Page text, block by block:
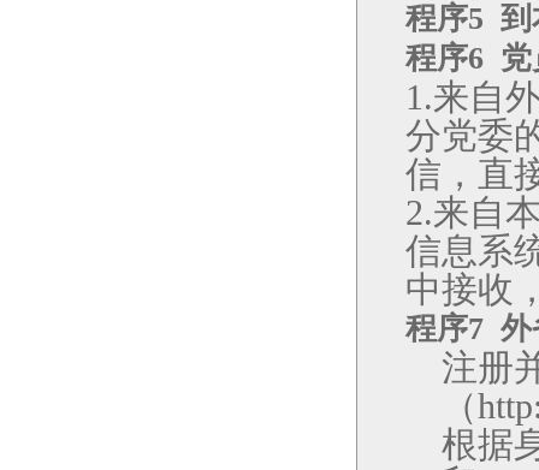
程序5
程序6
1.来自
分党委
信，直
2.来自
信息系
中接收
程序7 外
注册
（
根据